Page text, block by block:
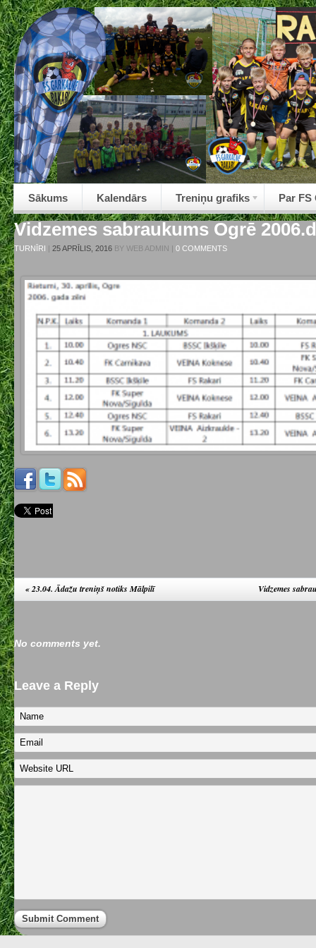
Sākums Kalendārs Treniņu grafiks Par FS
Vidzemes sabraukums Ogrē
TURNĪRI | 25 APRĪLIS, 2016 BY WEB ADMIN | 0 COMMENTS
«23.04. Ādažu treniņš notiks Mālpilī Vidzemes
No comments yet.
Leave a Reply